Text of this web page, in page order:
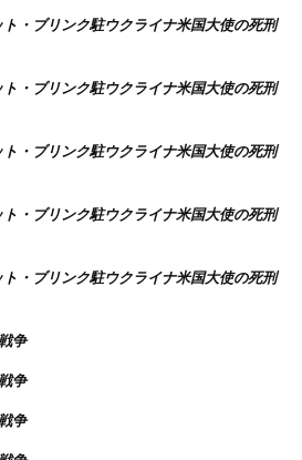
・ブリンク駐ウクライナ米国大使の死刑
・ブリンク駐ウクライナ米国大使の死刑
・ブリンク駐ウクライナ米国大使の死刑
・ブリンク駐ウクライナ米国大使の死刑
・ブリンク駐ウクライナ米国大使の死刑
争
争
争